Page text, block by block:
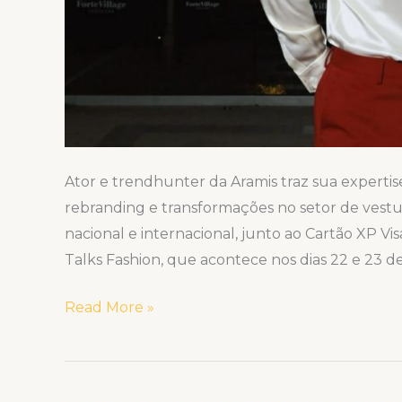
Ator e trendhunter da Aramis traz sua
rebranding e transformações no setor de
nacional e internacional, junto ao Cartão XP
Talks Fashion, que acontece nos dias 22 e 23
Read More »